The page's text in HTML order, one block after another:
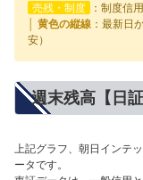
売残・制度
：制度信
│ 黄色の縦線 ：最新日
安）
週末残高【日
上記グラフ、朝日インテ
ータです。